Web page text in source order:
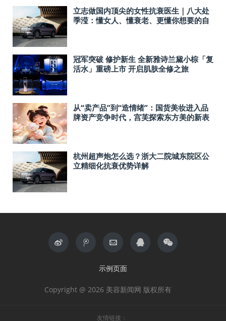
立志做国内顶尖的女性抗衰医生｜八大处
季滢：懂女人、懂衰老、更懂你想要的自
冠军突破 修护新生 全新雅诗兰黛小棕「复
活水」重磅上市 开启肌肤全修之旅
从“卖产品”到“造情绪”：国货美妆进入品
牌资产竞争时代，宫芙探索东方美的新表
杭州超声炮怎么选？浙大二院城东院区公
立精细化抗衰优势详解
示例页面
Copyright @ 2026 美容新闻网 版权所有
友情链接：